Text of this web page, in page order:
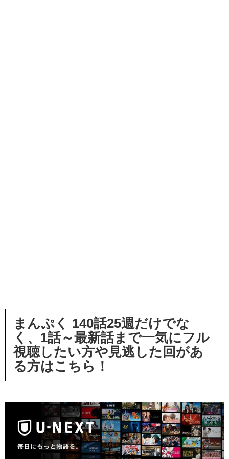
まんぷく 140話25週だけでな
く、1話～最新話まで一気にフル
視聴したい方や見逃した回があ
る方はこちら！